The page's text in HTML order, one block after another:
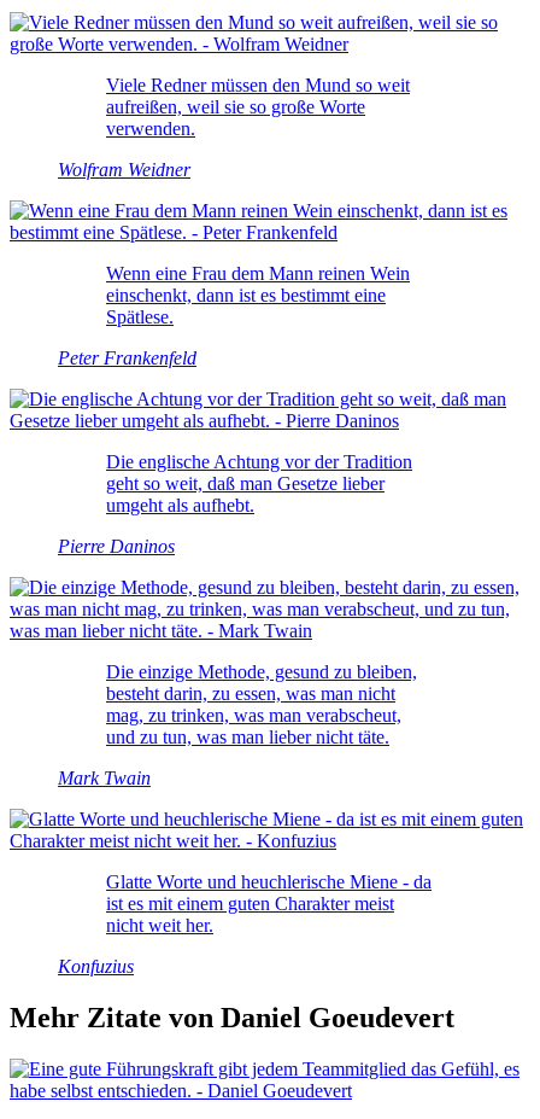
Viele Redner müssen den Mund so weit
aufreißen, weil sie so große Worte
verwenden.
Wolfram Weidner
Wenn eine Frau dem Mann reinen Wein
einschenkt, dann ist es bestimmt eine
Spätlese.
Peter Frankenfeld
Die englische Achtung vor der Tradition
geht so weit, daß man Gesetze lieber
umgeht als aufhebt.
Pierre Daninos
Die einzige Methode, gesund zu bleiben,
besteht darin, zu essen, was man nicht
mag, zu trinken, was man verabscheut,
und zu tun, was man lieber nicht täte.
Mark Twain
Glatte Worte und heuchlerische Miene - da
ist es mit einem guten Charakter meist
nicht weit her.
Konfuzius
Mehr Zitate von Daniel Goeudevert